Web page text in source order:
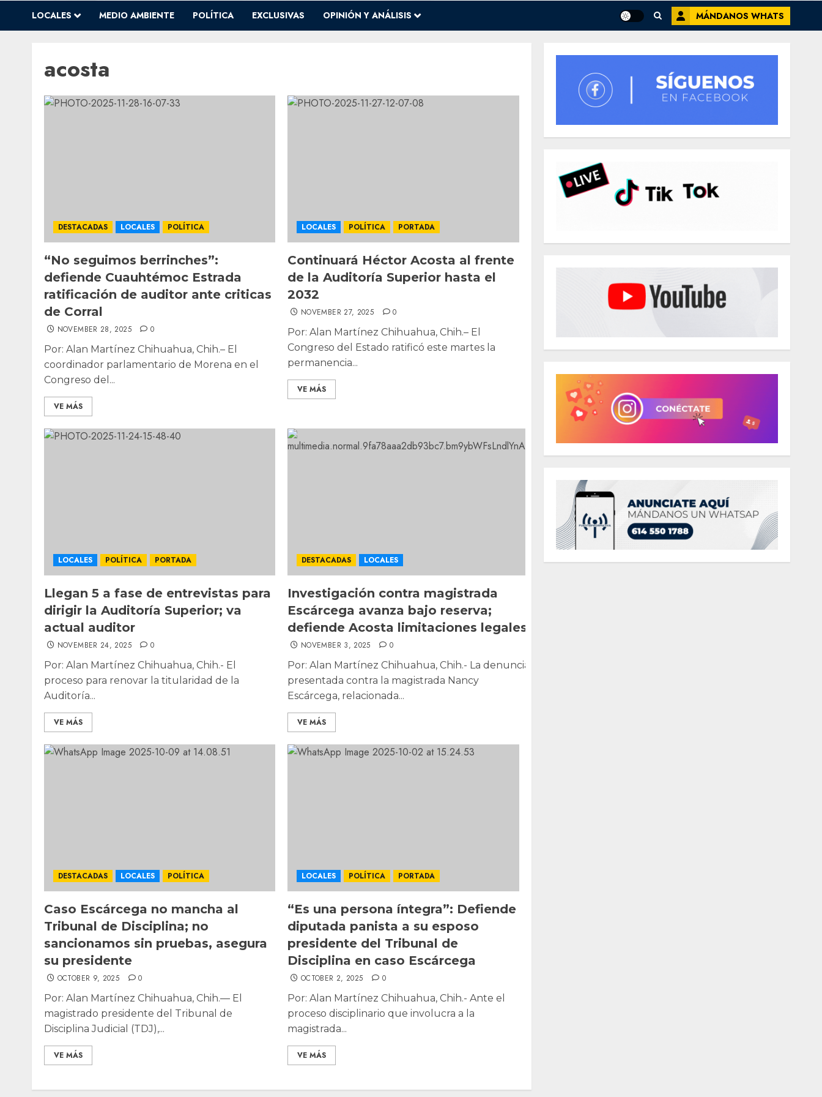
LOCALES MEDIO AMBIENTE POLÍTICA EXCLUSIVAS OPINIÓN Y ANÁLISIS MÁNDANOS WHATS
acosta
DESTACADAS LOCALES POLÍTICA
“No seguimos berrinches”:
defiende Cuauhtémoc Estrada
ratificación de auditor ante criticas
de Corral
NOVEMBER 28, 2025 0
Por: Alan Martínez Chihuahua, Chih.– El
coordinador parlamentario de Morena en el
Congreso del...
VE MÁS
LOCALES POLÍTICA PORTADA
Continuará Héctor Acosta al frente
de la Auditoría Superior hasta el
2032
NOVEMBER 27, 2025 0
Por: Alan Martínez Chihuahua, Chih.– El
Congreso del Estado ratificó este martes la
permanencia...
VE MÁS
LOCALES POLÍTICA PORTADA
Llegan 5 a fase de entrevistas para
dirigir la Auditoría Superior; va
actual auditor
NOVEMBER 24, 2025 0
Por: Alan Martínez Chihuahua, Chih.- El
proceso para renovar la titularidad de la
Auditoría...
VE MÁS
DESTACADAS LOCALES
Investigación contra magistrada
Escárcega avanza bajo reserva;
defiende Acosta limitaciones legales
NOVEMBER 3, 2025 0
Por: Alan Martínez Chihuahua, Chih.- La denuncia
presentada contra la magistrada Nancy
Escárcega, relacionada...
VE MÁS
DESTACADAS LOCALES POLÍTICA
Caso Escárcega no mancha al
Tribunal de Disciplina; no
sancionamos sin pruebas, asegura
su presidente
OCTOBER 9, 2025 0
Por: Alan Martínez Chihuahua, Chih.— El
magistrado presidente del Tribunal de
Disciplina Judicial (TDJ),...
VE MÁS
LOCALES POLÍTICA PORTADA
“Es una persona íntegra”: Defiende
diputada panista a su esposo
presidente del Tribunal de
Disciplina en caso Escárcega
OCTOBER 2, 2025 0
Por: Alan Martínez Chihuahua, Chih.- Ante el
proceso disciplinario que involucra a la
magistrada...
VE MÁS